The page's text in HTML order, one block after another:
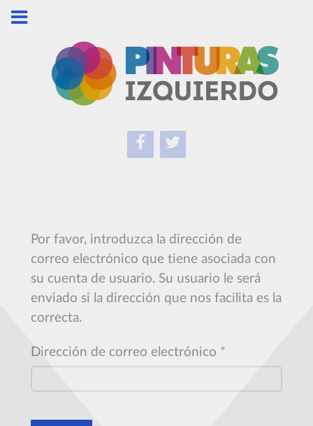
Por favor, introduzca la dirección de
correo electrónico que tiene asociada con
su cuenta de usuario. Su usuario le será
enviado si la dirección que nos facilita es la
correcta.
Dirección de correo electrónico *